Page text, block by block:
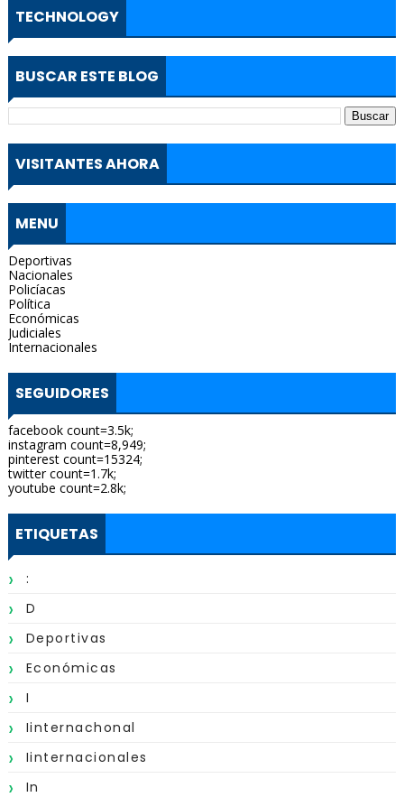
TECHNOLOGY
BUSCAR ESTE BLOG
VISITANTES AHORA
MENU
Deportivas
Nacionales
Policíacas
Política
Económicas
Judiciales
Internacionales
SEGUIDORES
facebook count=3.5k;
instagram count=8,949;
pinterest count=15324;
twitter count=1.7k;
youtube count=2.8k;
ETIQUETAS
:
D
Deportivas
Económicas
I
Iinternachonal
Iinternacionales
In